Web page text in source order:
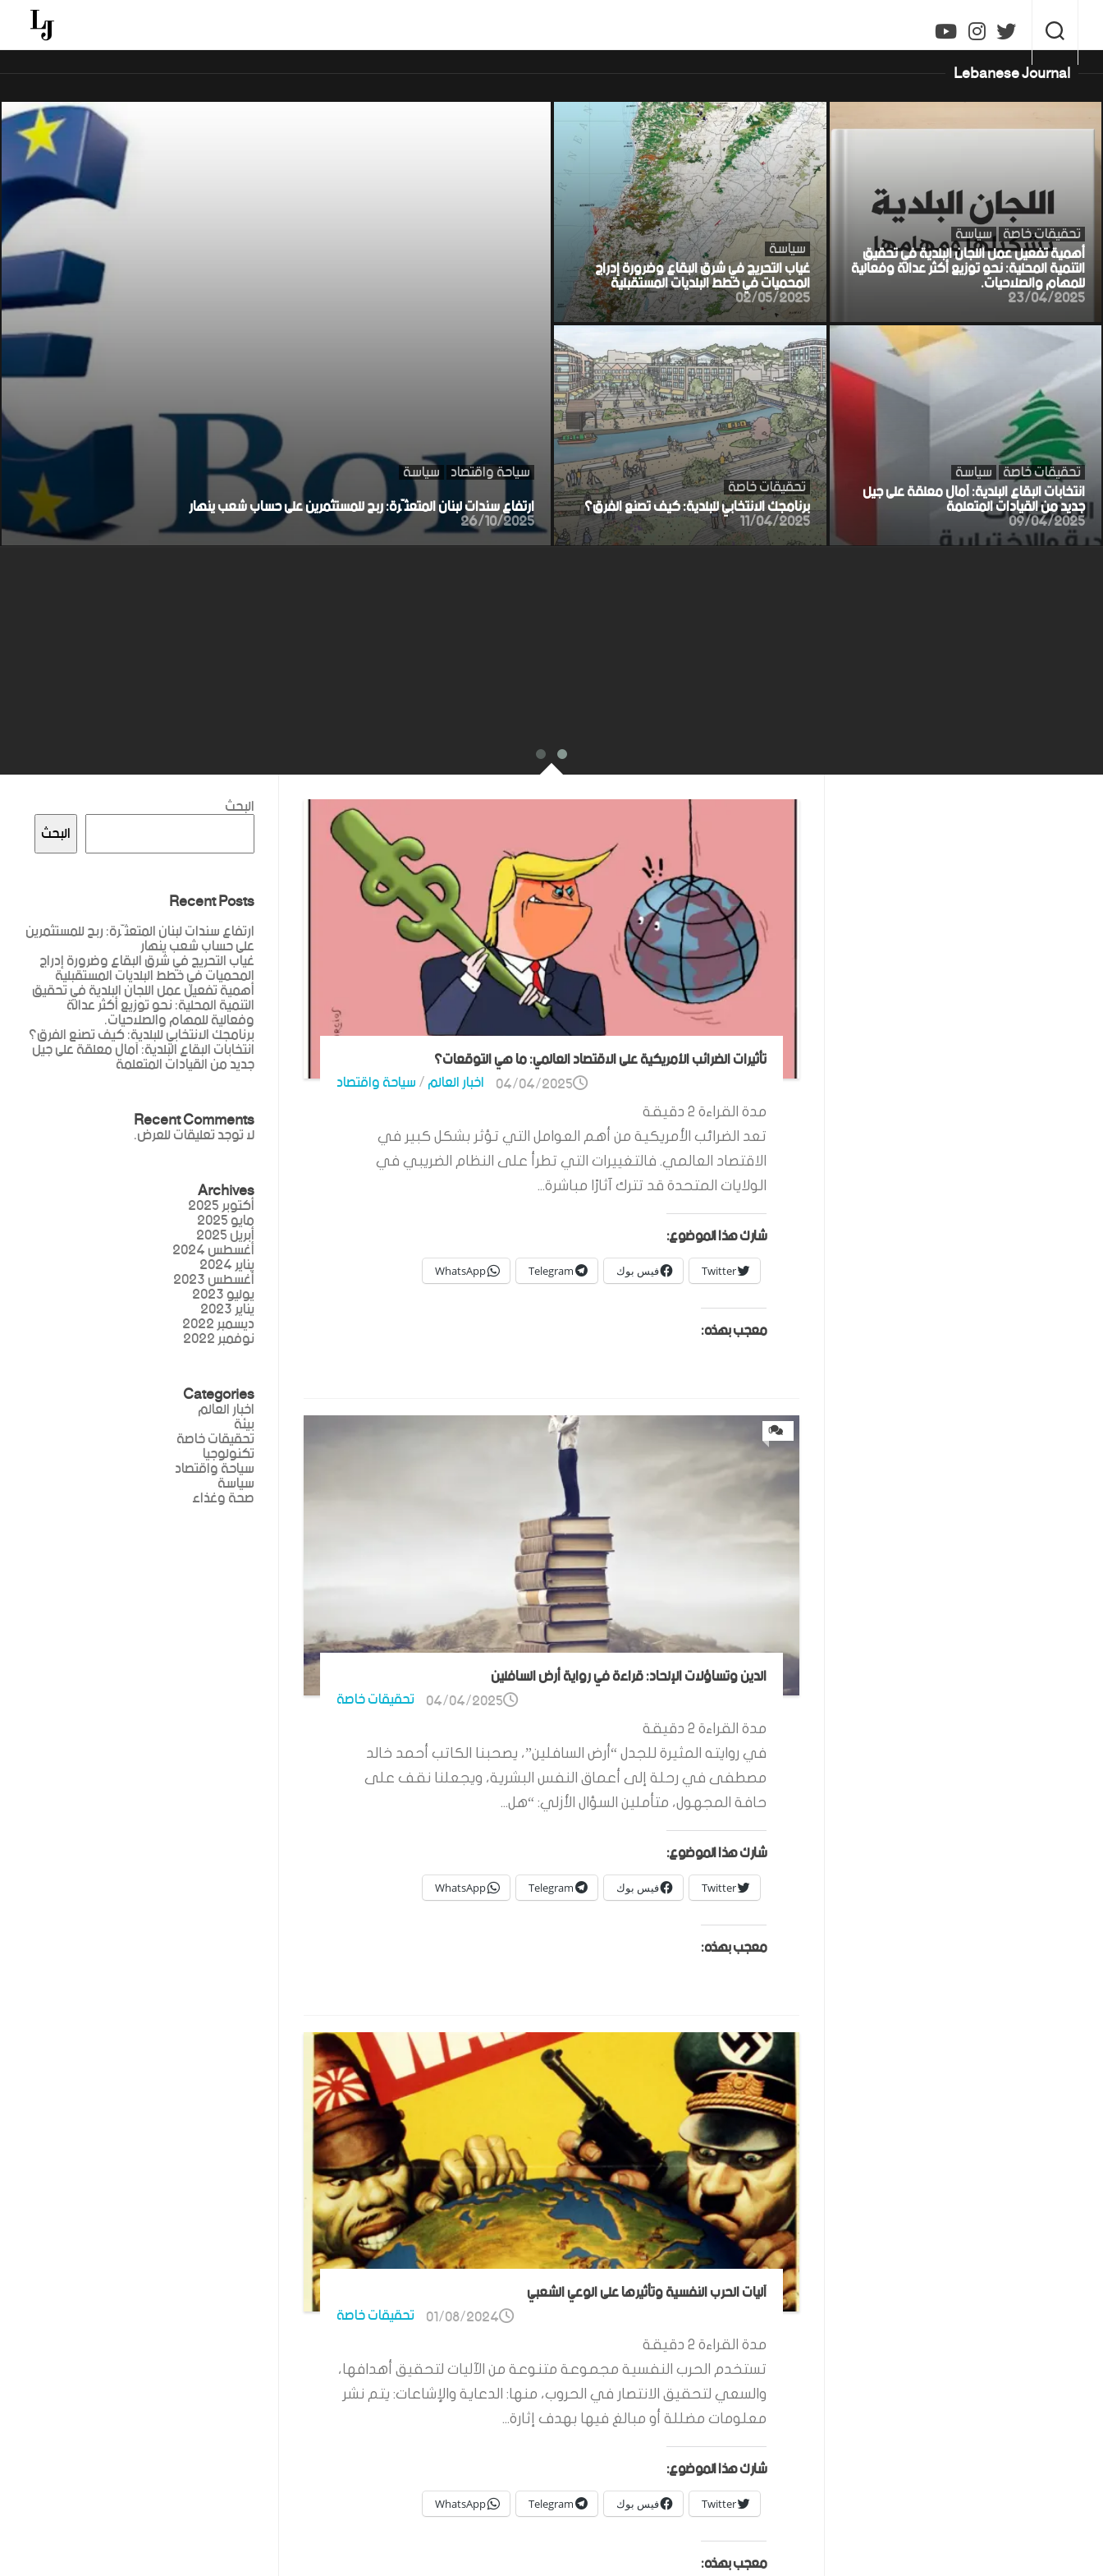
content
Lebanese Journal
سياحة واقتصاد سياسة
ارتفاع سندات لبنان المتعثّرة: ربح للمستثمرين على حساب شعب ينهار
26/10/2025
سياسة
غياب التحريج في شرق البقاع وضرورة إدراج
المحميات في خطط البلديات المستقبلية
02/05/2025
تحقيقات خاصة سياسة
أهمية تفعيل عمل اللجان البلدية في تحقيق
التنمية المحلية: نحو توزيع أكثر عدالة وفعالية
للمهام والصلاحيات.
23/04/2025
تحقيقات خاصة
برنامجك الانتخابي للبلدية: كيف تصنع الفرق؟
11/04/2025
تحقيقات خاصة سياسة
انتخابات البقاع البلدية: آمال معلقة على جيل
جديد من القيادات المتعلمة
09/04/2025
تأثيرات الضرائب الأمريكية على الاقتصاد العالمي: ما هي التوقعات؟
اخبار العالم/سياحة واقتصاد 04/04/2025
مدة القراءة 2 دقيقة
تعد الضرائب الأمريكية من أهم العوامل التي تؤثر بشكل كبير في
الاقتصاد العالمي. فالتغييرات التي تطرأ على النظام الضريبي في
الولايات المتحدة قد تترك آثارًا مباشرة...
شارك هذا الموضوع:
Twitter فيس بوك Telegram
WhatsApp
معجب بهذه:
0
الدين وتساؤلات الإلحاد: قراءة في رواية أرض السافلين
تحقيقات خاصة 04/04/2025
مدة القراءة 2 دقيقة
في روايته المثيرة للجدل “أرض السافلين”، يصحبنا الكاتب أحمد خالد
مصطفى في رحلة إلى أعماق النفس البشرية، ويجعلنا نقف على
حافة المجهول، متأملين السؤال الأزلي: “هل...
شارك هذا الموضوع:
Twitter فيس بوك Telegram
WhatsApp
معجب بهذه:
آليات الحرب النفسية وتأثيرها على الوعي الشعبي
تحقيقات خاصة 01/08/2024
مدة القراءة 2 دقيقة
تستخدم الحرب النفسية مجموعة متنوعة من الآليات لتحقيق أهدافها،
والسعي لتحقيق الانتصار في الحروب، منها: الدعاية والإشاعات: يتم نشر
معلومات مضللة أو مبالغ فيها بهدف إثارة...
شارك هذا الموضوع:
Twitter فيس بوك Telegram
WhatsApp
معجب بهذه:
البحث
البحث
Recent Posts
ارتفاع سندات لبنان المتعثّرة: ربح للمستثمرين
على حساب شعب ينهار
غياب التحريج في شرق البقاع وضرورة إدراج
المحميات في خطط البلديات المستقبلية
أهمية تفعيل عمل اللجان البلدية في تحقيق
التنمية المحلية: نحو توزيع أكثر عدالة
وفعالية للمهام والصلاحيات.
برنامجك الانتخابي للبلدية: كيف تصنع الفرق؟
انتخابات البقاع البلدية: آمال معلقة على جيل
جديد من القيادات المتعلمة
Recent Comments
لا توجد تعليقات للعرض.
Archives
أكتوبر 2025
مايو 2025
أبريل 2025
أغسطس 2024
يناير 2024
أغسطس 2023
يوليو 2023
يناير 2023
ديسمبر 2022
نوفمبر 2022
Categories
اخبار العالم
بيئة
تحقيقات خاصة
تكنولوجيا
سياحة واقتصاد
سياسة
صحة وغذاء